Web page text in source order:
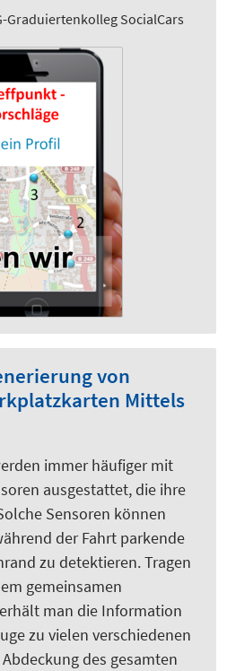
Graduiertenkolleg SocialCars
von
Mittels
immer häufiger mit
ausgestattet, die ihre
Sensoren können
der Fahrt parkende
zu detektieren. Tragen
gemeinsamen
man die Information
zu vielen verschiedenen
des gesamten